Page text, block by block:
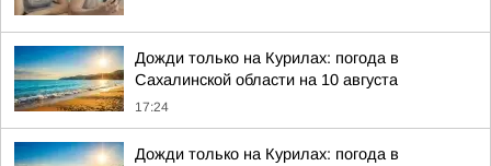
Дожди только на Курилах: погода в
Сахалинской области на 10 августа
17:24
Дожди только на Курилах: погода в